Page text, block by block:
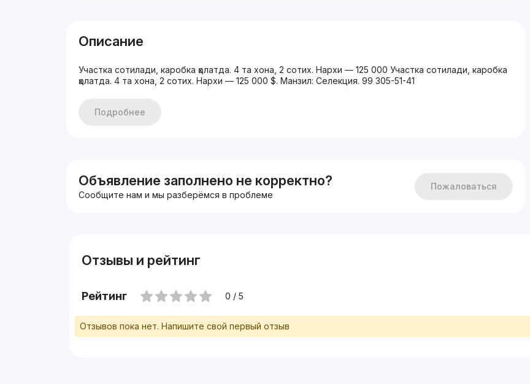
Описание
Участка сотилади, каробка ҳолатда. 4 та хона, 2 сотих. Нархи — 125 000 Участка сотилади, каробка
ҳолатда. 4 та хона, 2 сотих. Нархи — 125 000 $. Манзил: Селекция. 99 305-51-41
Подробнее
Объявление заполнено не корректно?
Сообщите нам и мы разберёмся в проблеме
Пожаловаться
Отзывы и рейтинг
Рейтинг 0 / 5
Отзывов пока нет. Напишите свой первый отзыв